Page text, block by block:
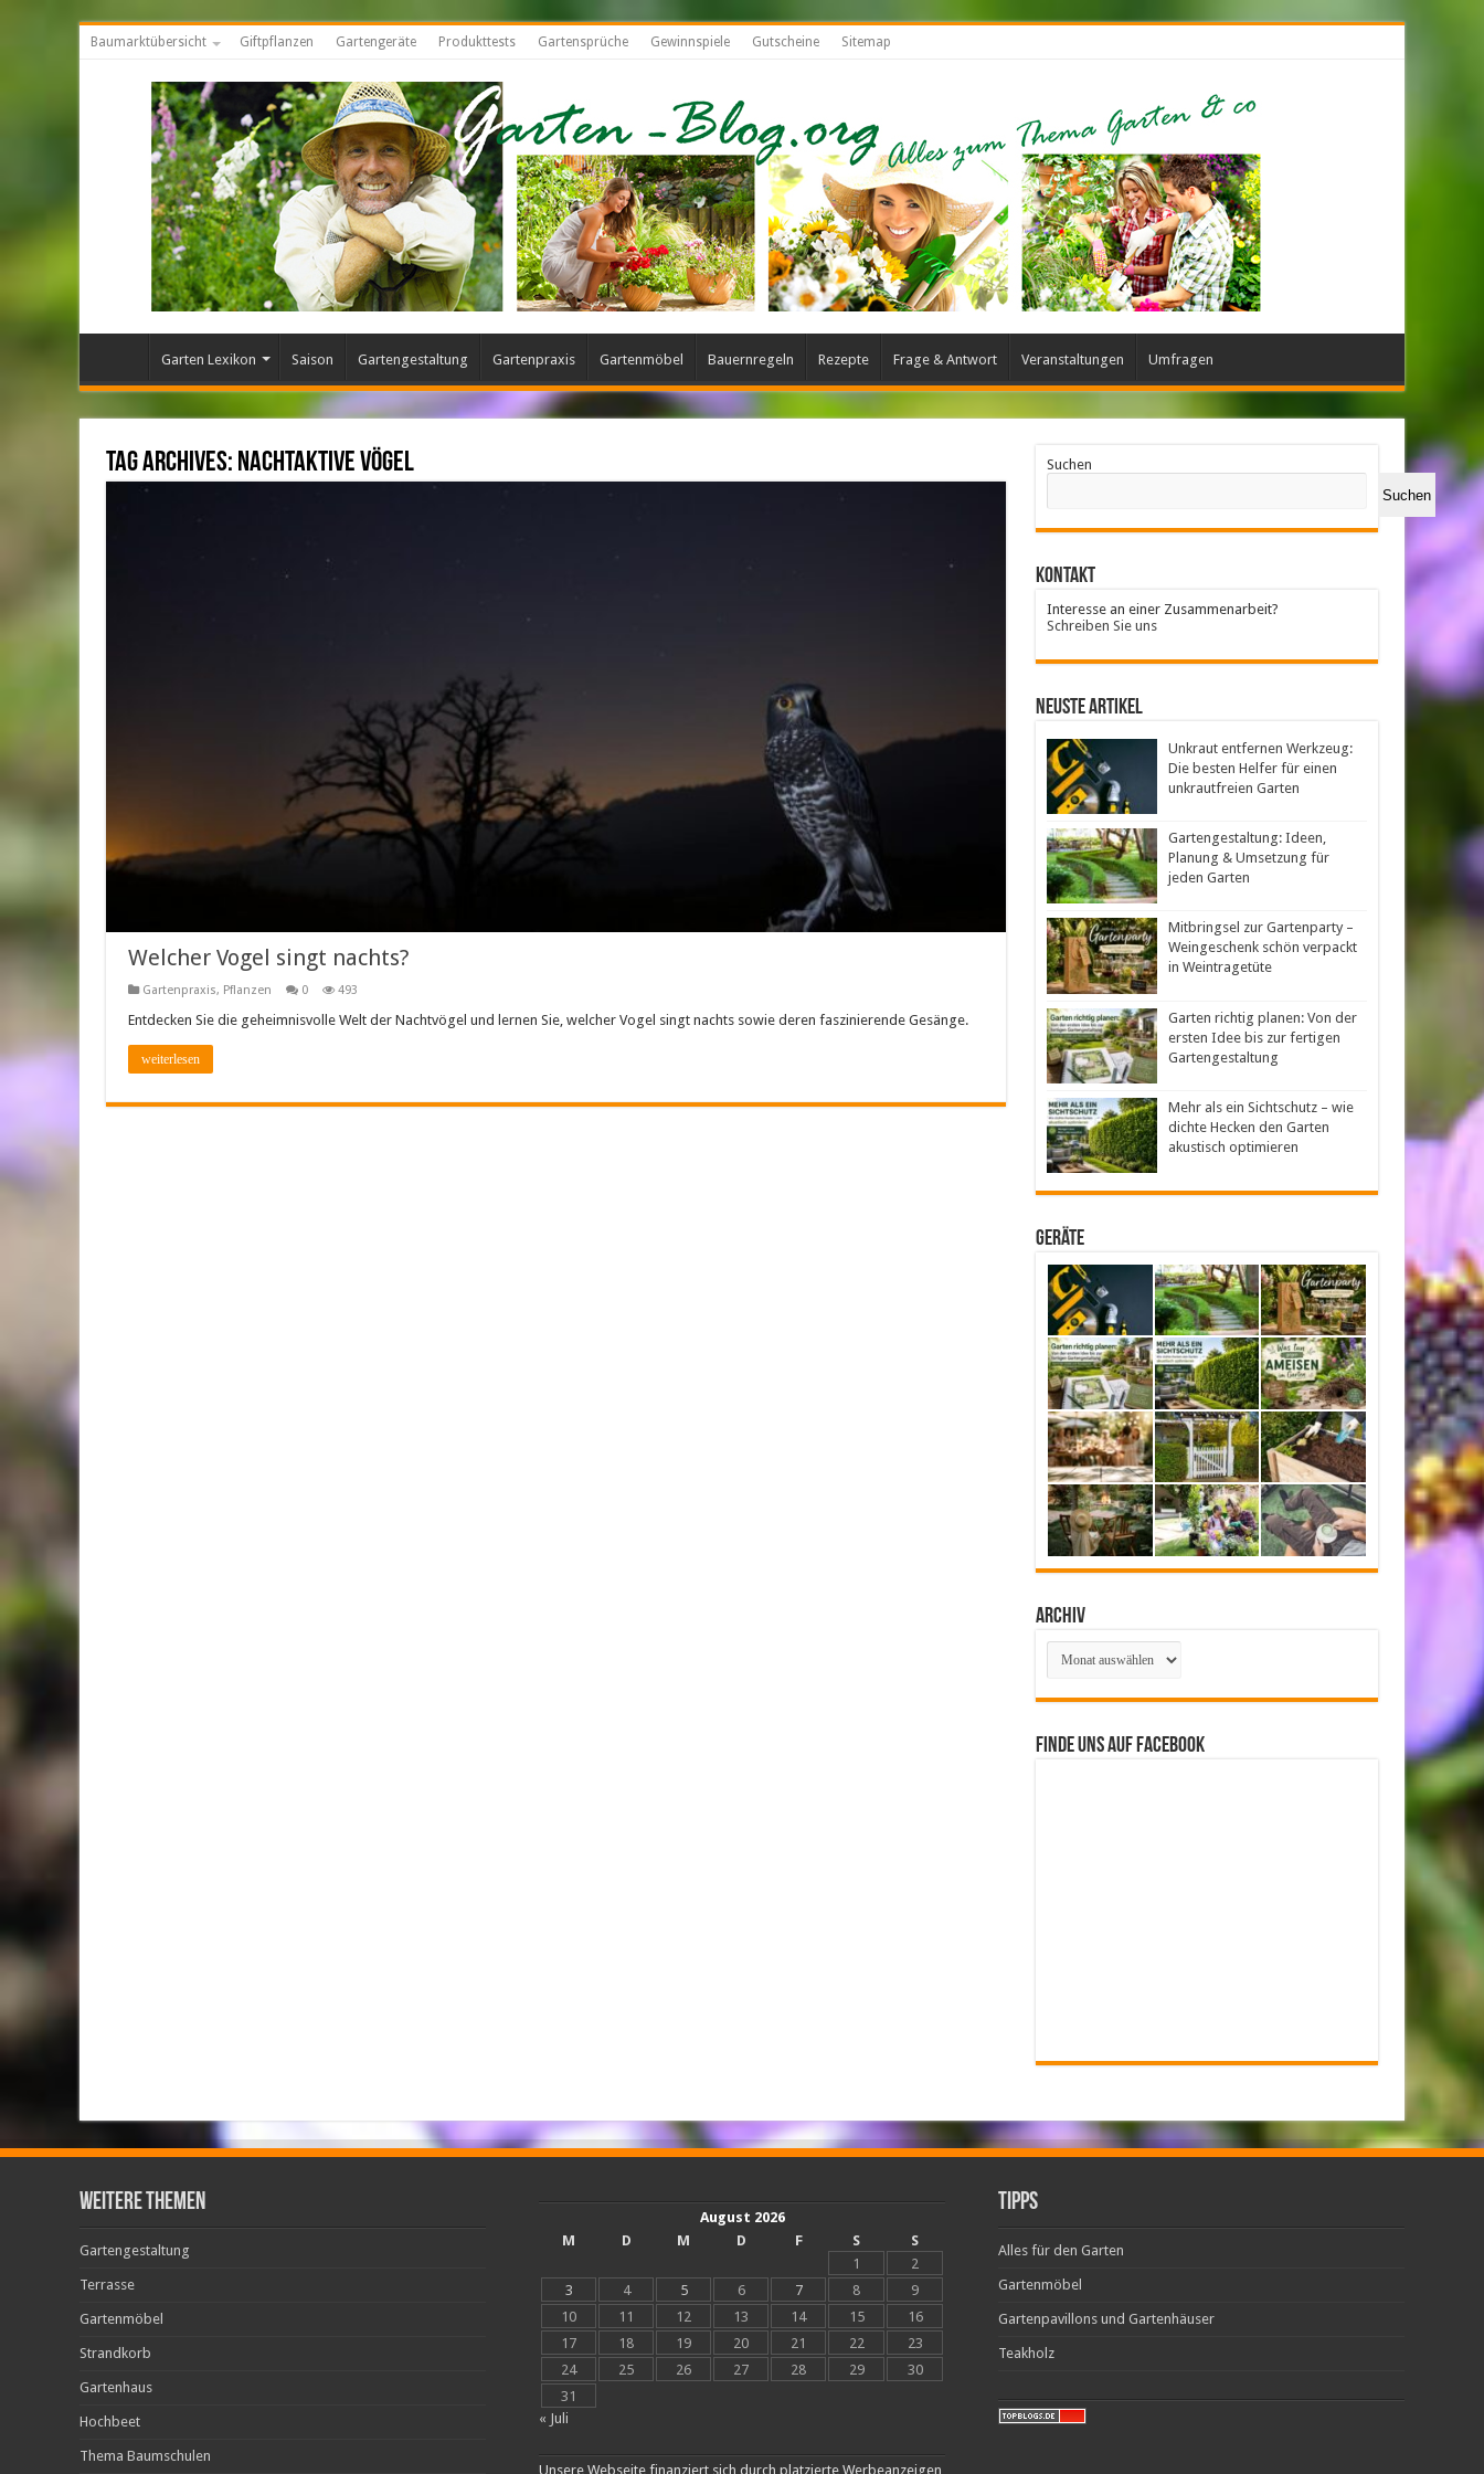
Baumarktübersicht Giftpflanzen Gartengeräte Produkttests Gartensprüche Gewinnspiele Gutscheine Sitemap
Garten Lexikon Saison Gartengestaltung Gartenpraxis Gartenmöbel Bauernregeln Rezepte Frage & Antwort Veranstaltungen Umfragen
Tag Archives: Nachtaktive Vögel
Welcher Vogel singt nachts?
Gartenpraxis, Pflanzen 0 493
Entdecken Sie die geheimnisvolle Welt der Nachtvögel und lernen Sie, welcher Vogel singt nachts sowie deren faszinierende Gesänge.
weiterlesen
Suchen
Suchen
Kontakt
Interesse an einer Zusammenarbeit?
Schreiben Sie uns
neuste Artikel
Unkraut entfernen Werkzeug:
Die besten Helfer für einen
unkrautfreien Garten
Gartengestaltung: Ideen,
Planung & Umsetzung für
jeden Garten
Mitbringsel zur Gartenparty –
Weingeschenk schön verpackt
in Weintragetüte
Garten richtig planen: Von der
ersten Idee bis zur fertigen
Gartengestaltung
Mehr als ein Sichtschutz – wie
dichte Hecken den Garten
akustisch optimieren
Geräte
Archiv
Archiv
Finde uns auf Facebook
weitere Themen
Gartengestaltung
Terrasse
Gartenmöbel
Strandkorb
Gartenhaus
Hochbeet
Thema Baumschulen
August 2026
M
D M D F S
S
1
2
3
4 5 6 7 8
9
10
11 12 13 14 15
16
17
18 19 20 21 22
23
24
25 26 27 28 29
30
31
« Juli
Unsere Webseite finanziert sich durch platzierte Werbeanzeigen
Tipps
Alles für den Garten
Gartenmöbel
Gartenpavillons und Gartenhäuser
Teakholz